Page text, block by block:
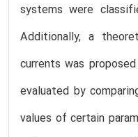
systems were
Additionally, a
currents was
evaluated by
values of certain